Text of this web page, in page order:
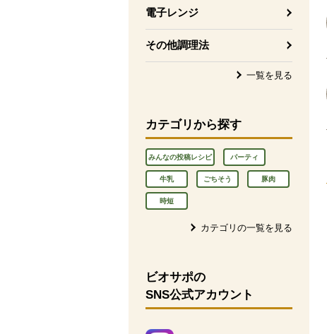
電子レンジ
その他調理法
一覧を見る
カテゴリから探す
みんなの投稿レシピ パーティ
牛乳 ごちそう 豚肉
時短
カテゴリの一覧を見る
ビオサポの
SNS公式アカウント